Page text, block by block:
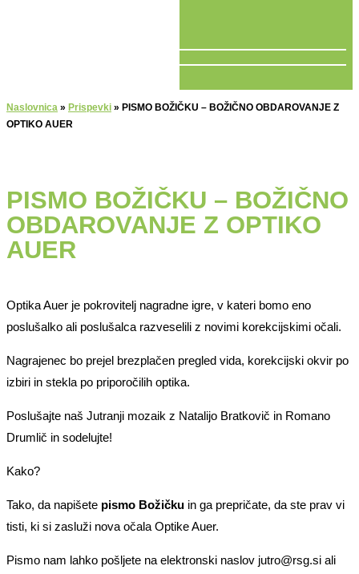
Naslovnica » Prispevki » PISMO BOŽIČKU – BOŽIČNO OBDAROVANJE Z
OPTIKO AUER
PISMO BOŽIČKU – BOŽIČNO
OBDAROVANJE Z OPTIKO
AUER
Optika Auer je pokrovitelj nagradne igre, v kateri bomo eno
poslušalko ali poslušalca razveselili z novimi korekcijskimi očali.
Nagrajenec bo prejel brezplačen pregled vida, korekcijski okvir po
izbiri in stekla po priporočilih optika.
Poslušajte naš Jutranji mozaik z Natalijo Bratkovič in Romano
Drumlič in sodelujte!
Kako?
Tako, da napišete pismo Božičku in ga prepričate, da ste prav vi
tisti, ki si zasluži nova očala Optike Auer.
Pismo nam lahko pošljete na elektronski naslov jutro@rsg.si ali